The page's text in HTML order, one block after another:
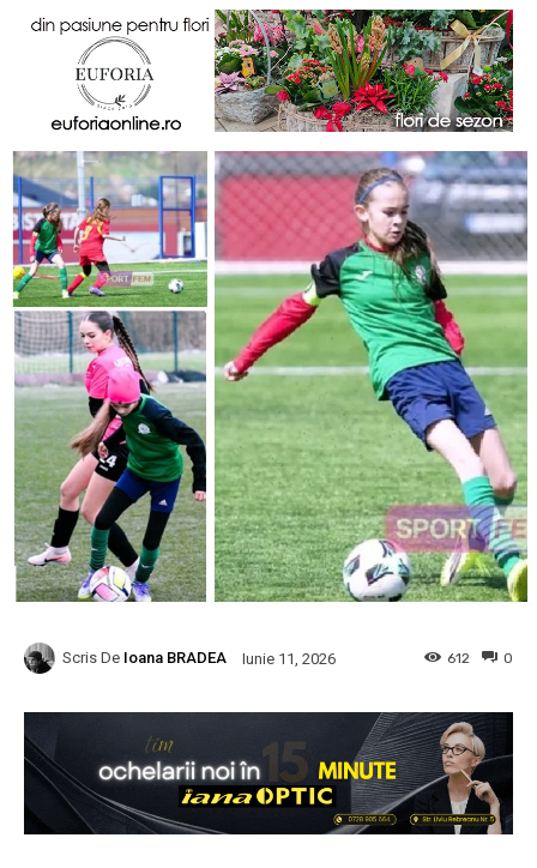
Scris De Ioana BRADEA Iunie 11, 2026 0
612